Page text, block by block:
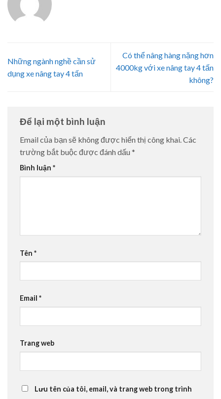
Những ngành nghề cần sử
dụng xe nâng tay 4 tấn
Có thể nâng hàng nặng hơn
4000kg với xe nâng tay 4 tấn
không?
Để lại một bình luận
Email của bạn sẽ không được hiển thị công khai.Các
trường bắt buộc được đánh dấu *
Bình luận *
Tên *
Email *
Trang web
Lưu tên của tôi, email, và trang web trong trình